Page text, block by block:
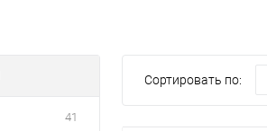
41
Сортировать по: